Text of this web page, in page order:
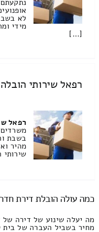
לא
מידי
[…]
רפאל שירותי הובלה
רפאל
בשבת
מהיר
כמה עולה הובלת דירת
מה יעלה שינוע של דירה של
מחיר בשביל העברה של בית